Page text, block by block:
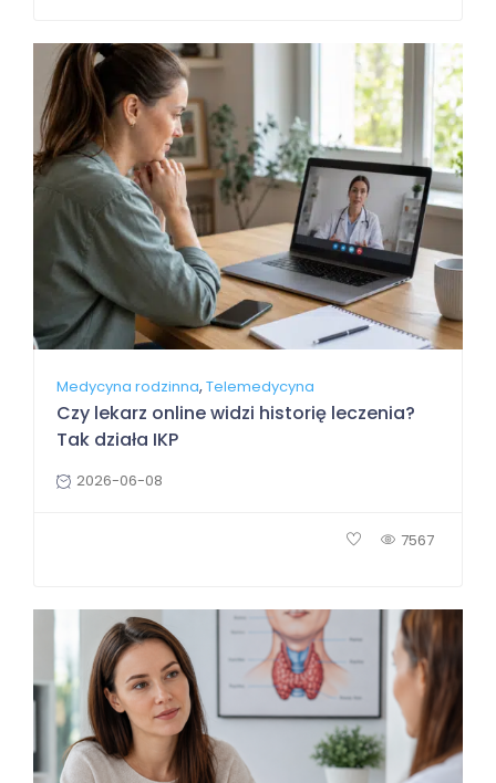
Medycyna rodzinna,Telemedycyna
Czy lekarz online widzi historię leczenia?
Tak działa IKP
2026-06-08
7567